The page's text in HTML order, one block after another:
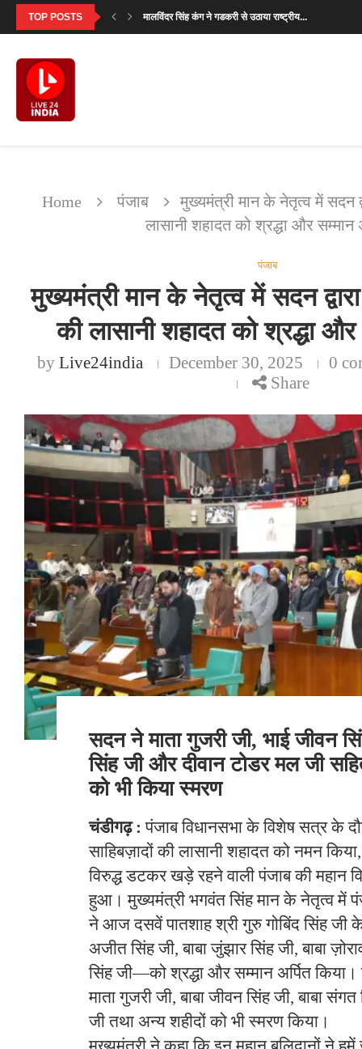
TOP POSTS सनी देओल ने बताया क्यों खास है ‘बटवारा...
Home पंजाब
मुख्यमंत्री मान के नेतृत्व में सदन
लासानी शहादत को श्रद्धा और सम्मान
पंजाब
मुख्यमंत्री मान के नेतृत्व में सदन द्वारा
की लासानी शहादत को श्रद्धा और
by Live24india December 30, 2025
0
Share
सदन ने माता गुजरी जी, भाई जीवन
सिंह जी और दीवान टोडर मल जी
को भी किया स्मरण
चंडीगढ़ :पंजाब विधानसभा के विशेष सत्र के
साहिबज़ादों की लासानी शहादत को नमन
विरुद्ध डटकर खड़े रहने वाली पंजाब की महान
हुआ। मुख्यमंत्री भगवंत सिंह मान के नेतृत्व में
ने आज दसवें पातशाह श्री गुरु गोबिंद सिंह जी के
अजीत सिंह जी, बाबा जुंझार सिंह जी, बाबा
सिंह जी—को श्रद्धा और सम्मान अर्पित
माता गुजरी जी, बाबा जीवन सिंह जी, बाबा
जी तथा अन्य शहीदों को भी स्मरण किया।